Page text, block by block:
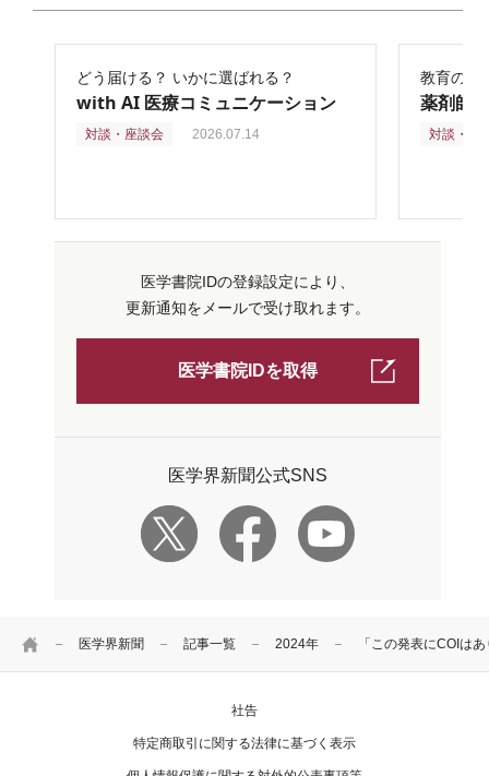
HOME 医学界新聞 記事一覧 2024年 「この発表にCOIは
どう届ける？ いかに選ばれる？
with AI 医療コミュニケーション
対談・座談会 2026.07.14
教育の再
薬剤師
対談・座
医学書院IDの登録設定により、
更新通知をメールで受け取れます。
医学書院IDを取得
医学界新聞公式SNS
社告
特定商取引に関する法律に基づく表示